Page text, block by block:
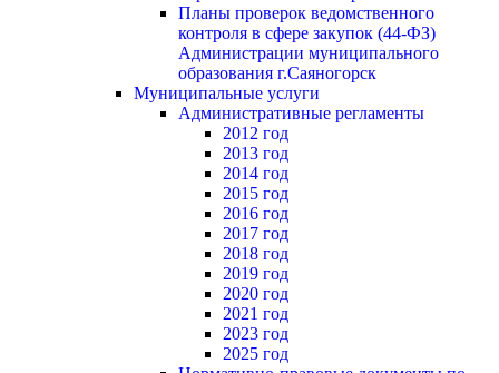
Планы проверок ведомственного
контроля в сфере закупок (44-ФЗ)
Администрации муниципального
образования г.Саяногорск
Муниципальные услуги
Административные регламенты
2012 год
2013 год
2014 год
2015 год
2016 год
2017 год
2018 год
2019 год
2020 год
2021 год
2023 год
2025 год